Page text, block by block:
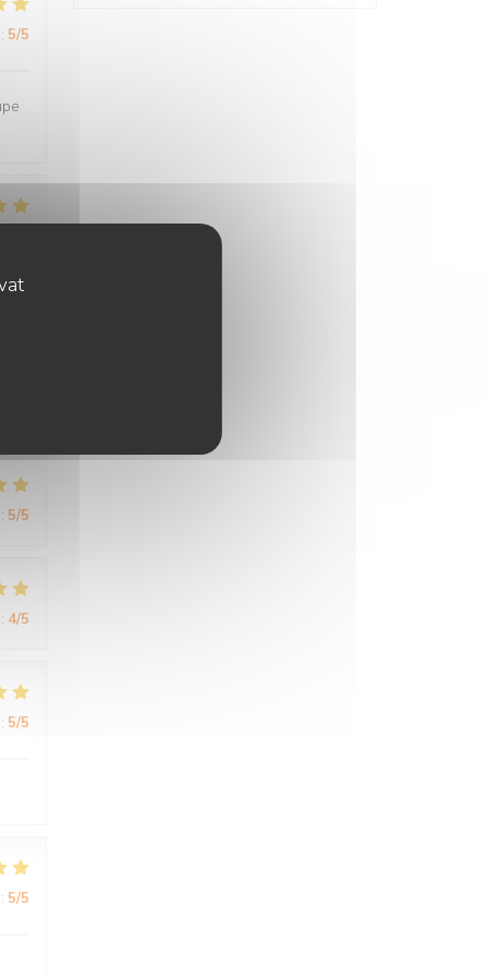
: 5/5
: 5/5
: 4/5
: 5/5
: 5/5